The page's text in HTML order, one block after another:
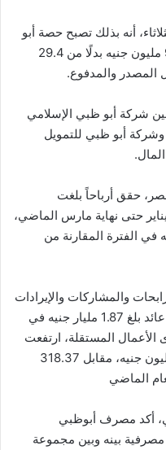
أنه بذلك تصبح حصة أبو
ظبى الاسلامى – مصر في الشركة 98 مليون جنيه بدلًا من 29.4
شركة أبو ظبي الإسلامي
بقيمة مليون جنيه وبنسبة 1%، وشركة أبو ظبي للتمويل
حقق أرباحاً بلغت
يناير حتى نهاية مارس الماضي،
332.22 مليون جنيه في الفترة المقارنة من
والمشاركات والإيرادات
المشابهة إلى 2.31 مليار جنيه، مقابل عائد بلغ 1.87 مليار جنيه في
وعلى مستوى الأعمال المستقلة، ارتفعت
أرباح البنك خلال الفترة إلى 423.9 مليون جنيه، مقابل 318.37
الماضي
أكد مصرف أبوظبي
بينه وبين مجموعة